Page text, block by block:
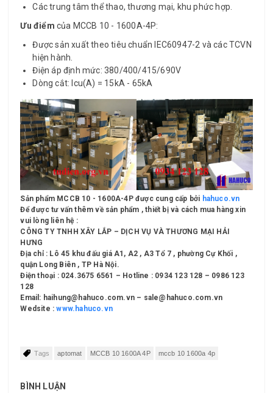
Các trung tâm thể thao, thương mại, khu phức hợp.
Ưu điểm của MCCB 10 - 1600A-4P:
Được sản xuất theo tiêu chuẩn IEC60947-2 và các TCVN
hiện hành.
Điện áp định mức: 380/400/415/690V
Dòng cắt: Icu(A) = 15kA - 65kA
Sản phẩm MCCB 10 - 1600A-4P được cung cấp bởi hahuco.vn
Để được tư vấn thêm về sản phẩm , thiết bị và cách mua hàng xin
vui lòng liên hệ :
CÔNG TY TNHH XÂY LẮP – DỊCH VỤ VÀ THƯƠNG MẠI HẢI
HƯNG
Địa chỉ : Lô 45 khu đấu giá A1, A2 , A3 Tổ 7 , phường Cự Khối ,
quận Long Biên , TP Hà Nội.
Điện thoại : 024.3675 6561 – Hotline : 0934 123 128 – 0986 123
128
Email: haihung@hahuco.com.vn – sale@hahuco.com.vn
Wedsite :www.hahuco.vn
Tags aptomat MCCB 10 1600A 4P mccb 10 1600a 4p
BÌNH LUẬN